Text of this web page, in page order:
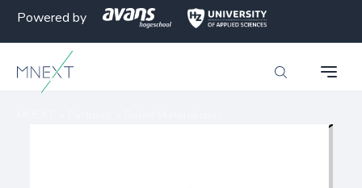
Powered by